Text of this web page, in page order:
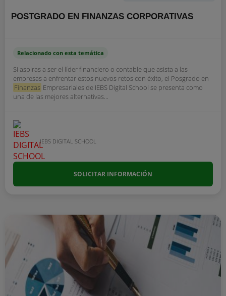
POSTGRADO EN FINANZAS CORPORATIVAS
Relacionado con esta temática
Si aspiras a ser el líder financiero o contable que asista a las
empresas a enfrentar estos nuevos retos con éxito, el Posgrado en
Finanzas Empresariales de IEBS Digital School se presenta como
una de las mejores alternativas...
IEBS DIGITAL SCHOOL
SOLICITAR INFORMACIÓN